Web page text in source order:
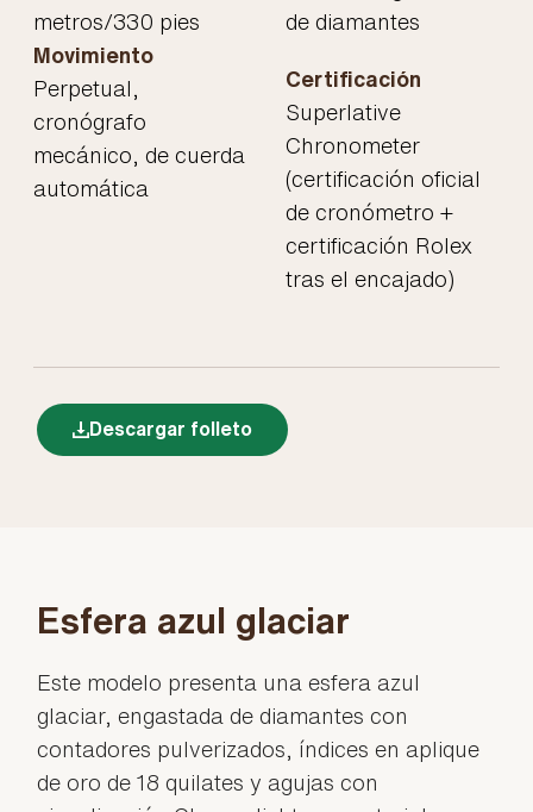
metros/330 pies
Movimiento
Perpetual,
cronógrafo
mecánico, de cuerda
automática
de diamantes
Certificación
Superlative
Chronometer
(certificación oficial
de cronómetro +
certificación Rolex
tras el encajado)
Descargar folleto
Esfera azul glaciar
Este modelo presenta una esfera azul
glaciar, engastada de diamantes con
contadores pulverizados, índices en aplique
de oro de 18 quilates y agujas con